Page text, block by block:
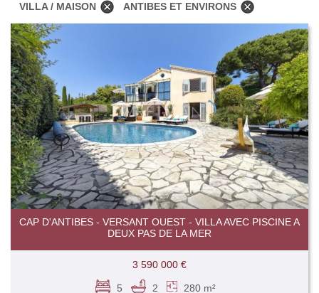
VILLA / MAISON
ANTIBES ET ENVIRONS
CAP D'ANTIBES - VERSANT OUEST - VILLA AVEC PISCINE A
DEUX PAS DE LA MER
3 590 000 €
5 2 280 m²